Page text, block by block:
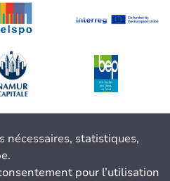
nécessaires, statistiques,
pour l’utilisation